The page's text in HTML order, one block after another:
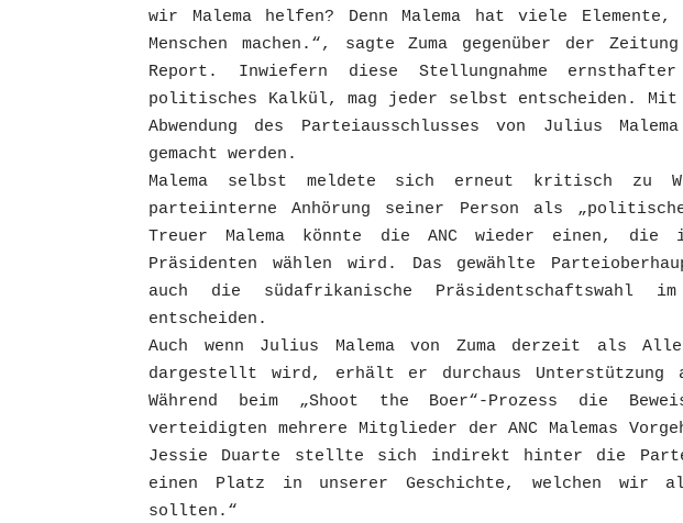
wir Malema helfen? Denn Malema hat viele
Menschen machen.“, sagte Zuma gegenüber der
Report. Inwiefern diese Stellungnahme
politisches Kalkül, mag jeder selbst entscheiden. Mit
Abwendung des Parteiausschlusses von Julius
gemacht werden.
Malema selbst meldete sich erneut kritisch zu
parteiinterne Anhörung seiner Person als „politische
Treuer Malema könnte die ANC wieder einen, die
Präsidenten wählen wird. Das gewählte
auch die südafrikanische
entscheiden.
Auch wenn Julius Malema von Zuma derzeit als
dargestellt wird, erhält er durchaus Unterstützung
Während beim „Shoot the Boer“-Prozess die
verteidigten mehrere Mitglieder der ANC Malemas
Jessie Duarte stellte sich indirekt hinter die
einen Platz in unserer Geschichte, welchen wir
sollten.“